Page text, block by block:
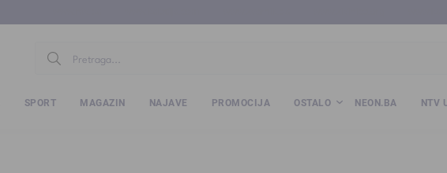
SPORT MAGAZIN NAJAVE PROMOCIJA OSTALO NEON.BA NTV